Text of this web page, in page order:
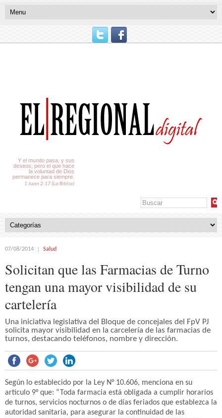
Y el mundo pasa, y sus
deseos; pero el que hace
la voluntad de Dios
permanece para siempre.
1 Juan 2:17 (La Biblia)
07/08/2014 Salud
Solicitan que las Farmacias de Turno
tengan una mayor visibilidad de su
cartelería
Una iniciativa legislativa del Bloque de concejales del FpV PJ
solicita mayor visibilidad en la carcelería de las farmacias de
turnos, destacando teléfonos, nombre y dirección.
Según lo establecido por la Ley N° 10.606, menciona en su
artículo 9° que: “Toda farmacia está obligada a cumplir horarios
de turnos, servicios nocturnos o de días feriados que establezca la
autoridad sanitaria, para asegurar la continuidad de las